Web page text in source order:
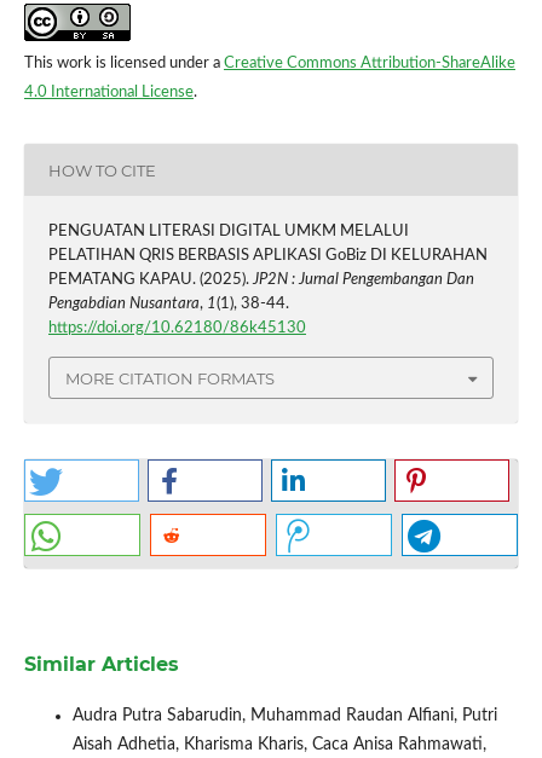
This work is licensed under a Creative Commons Attribution-ShareAlike
4.0 International License.
HOW TO CITE
PENGUATAN LITERASI DIGITAL UMKM MELALUI
PELATIHAN QRIS BERBASIS APLIKASI GoBiz DI KELURAHAN
PEMATANG KAPAU. (2025).JP2N : Jurnal Pengembangan Dan
Pengabdian Nusantara, 1(1), 38-44.
https://doi.org/10.62180/86k45130
MORE CITATION FORMATS
Similar Articles
Audra Putra Sabarudin, Muhammad Raudan Alfiani, Putri
Aisah Adhetia, Kharisma Kharis, Caca Anisa Rahmawati,